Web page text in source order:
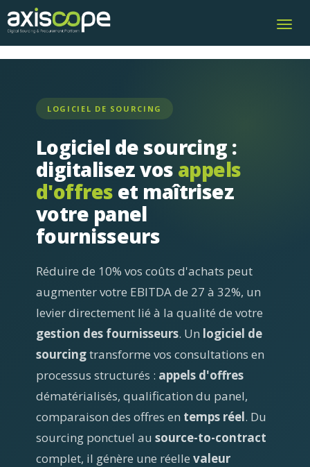
LOGICIEL DE SOURCING
Logiciel de sourcing :
digitalisez vos appels
d'offres et maîtrisez
votre panel
fournisseurs
Réduire de 10% vos coûts d'achats peut
augmenter votre EBITDA de 27 à 32%, un
levier directement lié à la qualité de votre
gestion des fournisseurs. Un logiciel de
sourcingtransforme vos consultations en
processus structurés : appels d'offres
dématérialisés, qualification du panel,
comparaison des offres en temps réel. Du
sourcing ponctuel au source-to-contract
complet, il génère une réelle valeur